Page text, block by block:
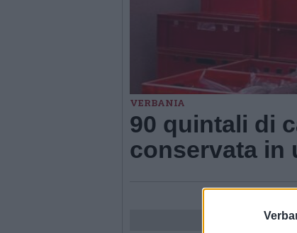
VERBANIA
90 quintali di
conservata in